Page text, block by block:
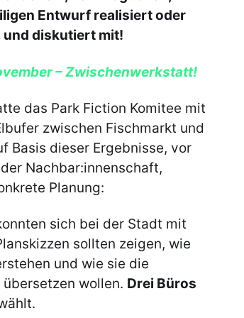
Entwurf realisiert oder
diskutiert mit!
– Zwischenwerkstatt!
das Park Fiction Komitee mit
zwischen Fischmarkt und
Basis dieser Ergebnisse, vor
Nachbar:innenschaft,
Planung:
sich bei der Stadt mit
sollten zeigen, wie
und wie sie die
wollen. Drei Büros